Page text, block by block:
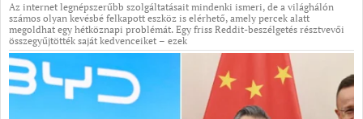
Az internet legnépszerűbb szolgáltatásait mindenki ismeri, de a világhálón
számos olyan kevésbé felkapott eszköz is elérhető, amely percek alatt
megoldhat egy hétköznapi problémát. Egy friss Reddit-beszélgetés résztvevői
összegyűjtötték saját kedvenceiket – ezek